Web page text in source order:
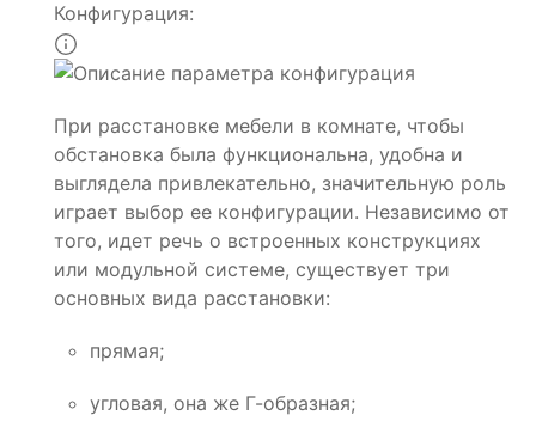
Конфигурация:
При расстановке мебели в комнате, чтобы
обстановка была функциональна, удобна и
выглядела привлекательно, значительную роль
играет выбор ее конфигурации. Независимо от
того, идет речь о встроенных конструкциях
или модульной системе, существует три
основных вида расстановки:
прямая;
угловая, она же Г-образная;